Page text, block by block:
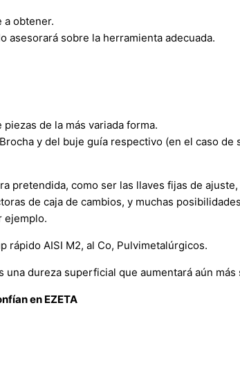
a obtener.
sobre la herramienta adecuada.
de la más variada forma.
y del buje guía respectivo (en el caso de
pretendida, como ser las llaves fijas de
de caja de cambios, y muchas
ejemplo.
rápido AISI M2, al Co, Pulvimetalúrgicos.
dureza superficial que aumentará aún
en EZETA